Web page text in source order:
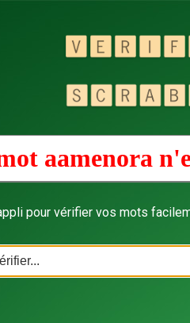
aamenora
pour vérifier vos mots